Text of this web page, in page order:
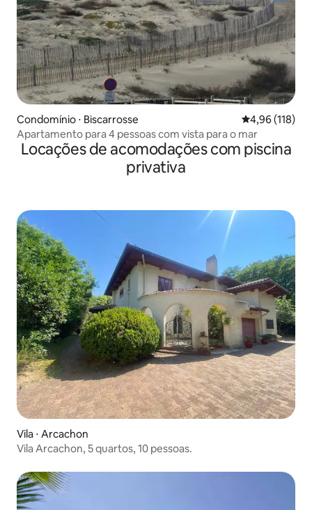
Condomínio ⋅ Biscarrosse 4,96 de uma
4,96 (118)
Apartamento para 4 pessoas com vista para o mar
Locações de acomodações com piscina
privativa
Vila ⋅ Arcachon
Vila Arcachon, 5 quartos, 10 pessoas.